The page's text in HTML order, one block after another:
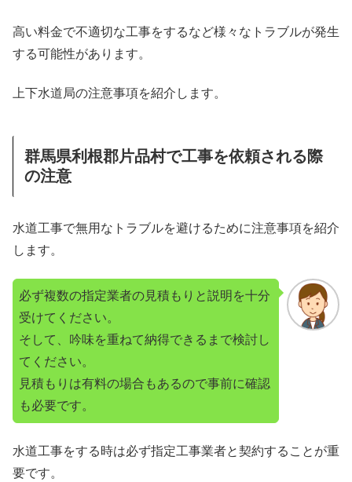
高い料金で不適切な工事をするなど様々なトラブルが発生
する可能性があります。
上下水道局の注意事項を紹介します。
群馬県利根郡片品村で工事を依頼される際
の注意
水道工事で無用なトラブルを避けるために注意事項を紹介
します。
必ず複数の指定業者の見積もりと説明を十分
受けてください。
そして、吟味を重ねて納得できるまで検討し
てください。
見積もりは有料の場合もあるので事前に確認
も必要です。
水道工事をする時は必ず指定工事業者と契約することが重
要です。